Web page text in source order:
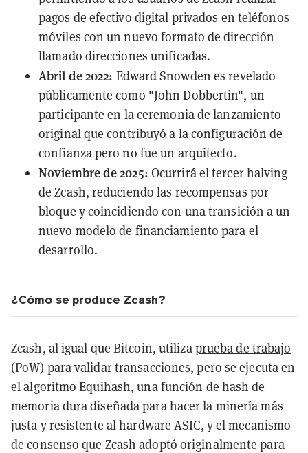
pagos de efectivo digital privados en teléfonos
móviles con un nuevo formato de dirección
llamado direcciones unificadas.
Abril de 2022: Edward Snowden es revelado
públicamente como "John Dobbertin", un
participante en la ceremonia de lanzamiento
original que contribuyó a la configuración de
confianza pero no fue un arquitecto.
Noviembre de 2025: Ocurrirá el tercer halving
de Zcash, reduciendo las recompensas por
bloque y coincidiendo con una transición a un
nuevo modelo de financiamiento para el
desarrollo.
¿Cómo se produce Zcash?
Zcash, al igual que Bitcoin, utilizaprueba de trabajo
(PoW) para validar transacciones, pero se ejecuta en
el algoritmo Equihash, una función de hash de
memoria dura diseñada para hacer la minería más
justa y resistente al hardware ASIC, y el mecanismo
de consenso que Zcash adoptó originalmente para